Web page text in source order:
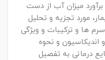
میزان آب از دست
مورد تجزیه و تحلیل
سرم ها و ترکیبات و ویژگی
اندیکاسیون و نحوه
درمانی به تفصیل